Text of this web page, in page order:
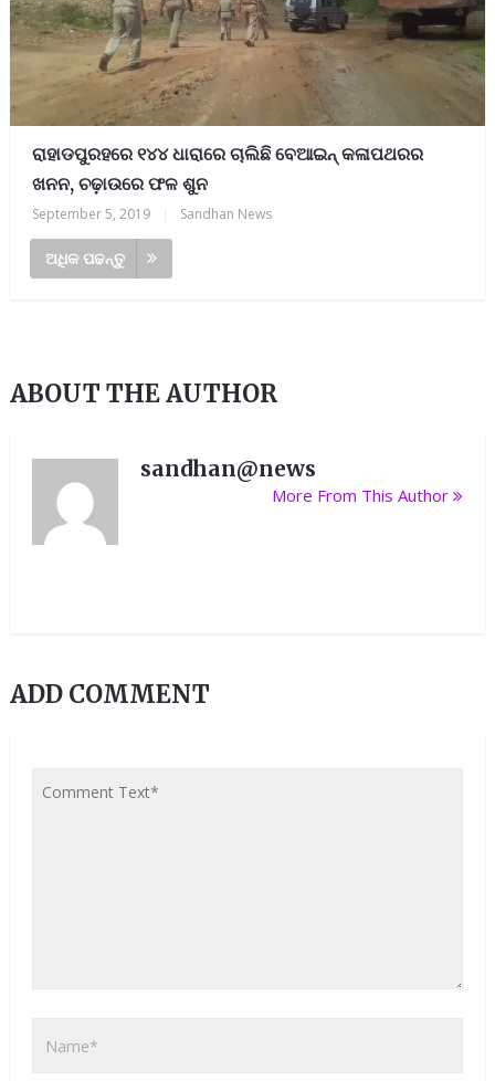
ରାହାଡପୁରହରେ ୧୪୪ ଧାରାରେ ଚାଲିଛି ବେଆଇନ୍ କଳାପଥରର
ଖନନ, ଚଢ଼ାଉରେ ଫଳ ଶୁନ
September 5, 2019 Sandhan News
ଅଧିକ ପଢନ୍ତୁ
ABOUT THE AUTHOR
sandhan@news
More From This Author
ADD COMMENT